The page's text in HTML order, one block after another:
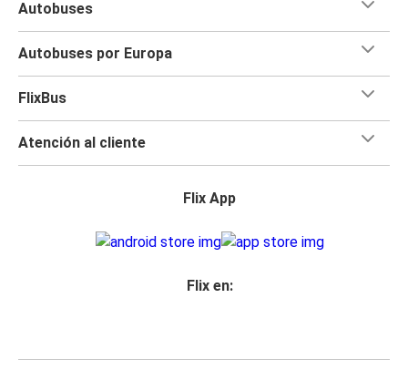
Autobuses
Autobuses por Europa
FlixBus
Atención al cliente
Flix App
Flix en: